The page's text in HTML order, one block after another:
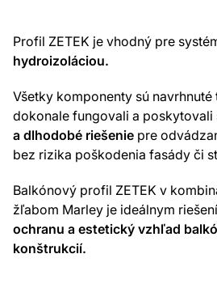
Profil ZETEK je vhodný pre
hydroizoláciou.
Všetky komponenty sú navrhnuté
dokonale fungovali a poskytovali
a dlhodobé riešenie pre
bez rizika poškodenia fasády či
Balkónový profil ZETEK v
žľabom Marley je ideálnym
ochranu a estetický vzhľad
konštrukcií.